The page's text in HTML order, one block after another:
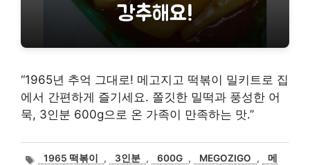
“1965년 추억 그대로! 메고지고 떡볶이 밀키트로 집
에서 간편하게 즐기세요. 쫄깃한 밀떡과 풍성한 어
묵, 3인분 600g으로 온 가족이 만족하는 맛.”
태1965 떡볶이 , 3인분 , 600G , MEGOZIGO ,
메